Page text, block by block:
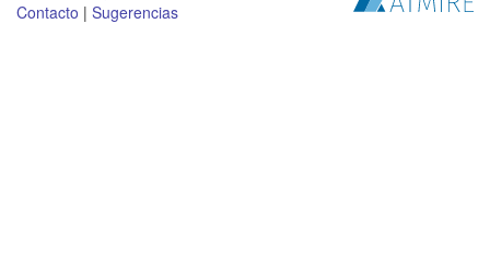
Contacto | Sugerencias